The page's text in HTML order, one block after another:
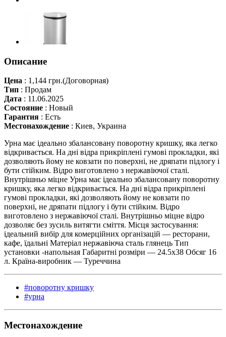
Описание
Цена : 1,144 грн.(Договорная)
Тип : Продам
Дата : 11.06.2025
Состояние : Новый
Гарантия : Есть
Местонахождение : Киев, Украина
Урна має ідеально збалансовану поворотну кришку, яка легко
відкривається. На дні відра прикріплені гумові прокладки, які
дозволяють йому не ковзати по поверхні, не дряпати підлогу і
бути стійким. Відро виготовлено з нержавіючої сталі.
Внутрішньо міцне Урна має ідеально збалансовану поворотну
кришку, яка легко відкривається. На дні відра прикріплені
гумові прокладки, які дозволяють йому не ковзати по
поверхні, не дряпати підлогу і бути стійким. Відро
виготовлено з нержавіючої сталі. Внутрішньо міцне відро
дозволяє без зусиль витягти сміття. Місця застосування:
ідеальний вибір для комерційних організацій — ресторани,
кафе, їдальні Матеріал нержавіюча сталь глянець Тип
установки -напольная Габаритні розміри — 24.5х38 Обсяг 16
л. Країна-виробник — Туреччина
#поворотну кришку
#урна
Местонахождение